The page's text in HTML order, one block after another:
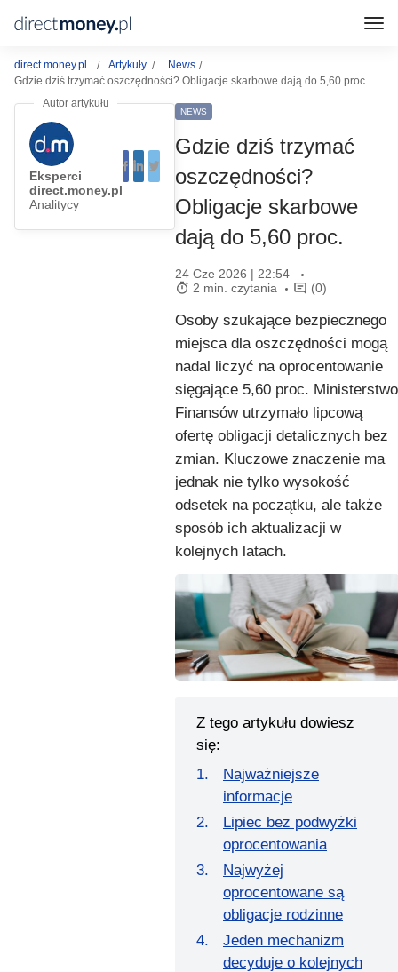
direct.money.pl Artykuły
News
Gdzie dziś trzymać oszczędności? Obligacje skarbowe dają do 5,60 proc.
Eksperci
direct.money.pl
Analitycy
NEWS
Gdzie dziś trzymać
oszczędności?
Obligacje skarbowe
dają do 5,60 proc.
24 Cze 2026 | 22:54
2 min. czytania
(0)
Osoby szukające bezpiecznego
miejsca dla oszczędności mogą
nadal liczyć na oprocentowanie
sięgające 5,60 proc. Ministerstwo
Finansów utrzymało lipcową
ofertę obligacji detalicznych bez
zmian. Kluczowe znaczenie ma
jednak nie tylko wysokość
odsetek na początku, ale także
sposób ich aktualizacji w
kolejnych latach.
Z tego artykułu dowiesz
się:
Najważniejsze
informacje
Lipiec bez podwyżki
oprocentowania
Najwyżej
oprocentowane są
obligacje rodzinne
Jeden mechanizm
decyduje o kolejnych